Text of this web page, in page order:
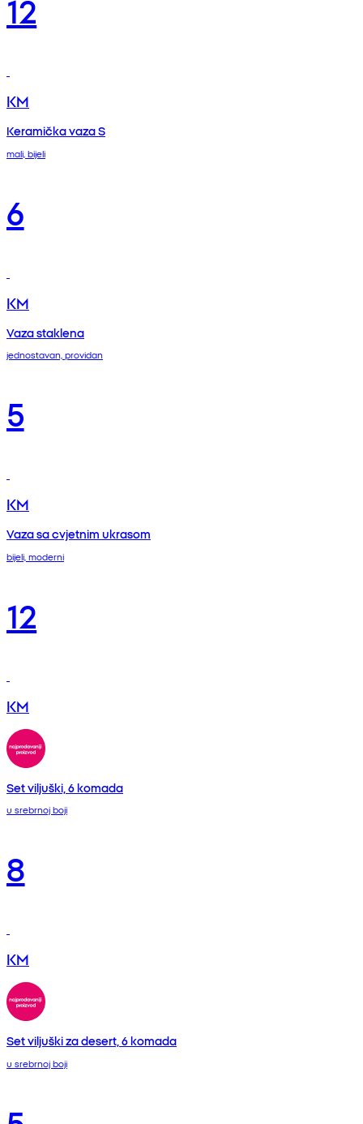
12
KM
Keramička vaza S
mali, bijeli
6
KM
Vaza staklena
jednostavan, providan
5
KM
Vaza sa cvjetnim ukrasom
bijeli, moderni
12
KM
Set viljuški, 6 komada
u srebrnoj boji
8
KM
Set viljuški za desert, 6 komada
u srebrnoj boji